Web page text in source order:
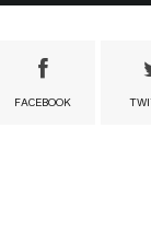
FACEBOOK